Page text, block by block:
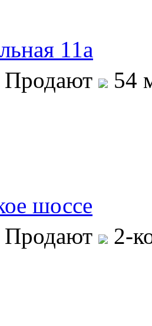
11а
Продают
54
шоссе
Продают
2-